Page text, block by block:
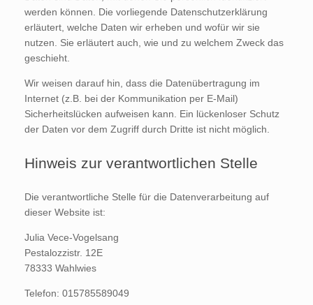
werden können. Die vorliegende Datenschutzerklärung
erläutert, welche Daten wir erheben und wofür wir sie
nutzen. Sie erläutert auch, wie und zu welchem Zweck das
geschieht.
Wir weisen darauf hin, dass die Datenübertragung im
Internet (z.B. bei der Kommunikation per E-Mail)
Sicherheitslücken aufweisen kann. Ein lückenloser Schutz
der Daten vor dem Zugriff durch Dritte ist nicht möglich.
Hinweis zur verantwortlichen Stelle
Die verantwortliche Stelle für die Datenverarbeitung auf
dieser Website ist:
Julia Vece-Vogelsang
Pestalozzistr. 12E
78333 Wahlwies
Telefon: 015785589049